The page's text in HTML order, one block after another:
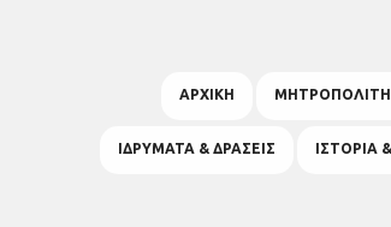
ΑΡΧΙΚΗ
ΙΔΡΥΜΑΤΑ & ΔΡΑΣΕΙΣ ΙΣΤΟΡΙΑ